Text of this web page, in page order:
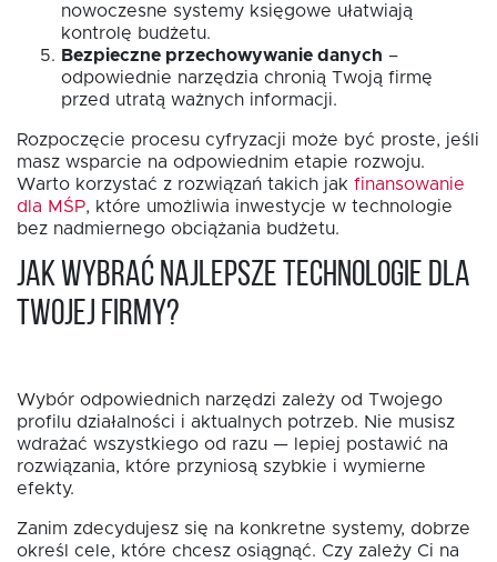
nowoczesne systemy księgowe ułatwiają
kontrolę budżetu.
Bezpieczne przechowywanie danych –
odpowiednie narzędzia chronią Twoją firmę
przed utratą ważnych informacji.
Rozpoczęcie procesu cyfryzacji może być proste, jeśli
masz wsparcie na odpowiednim etapie rozwoju.
Warto korzystać z rozwiązań takich jak finansowanie
dla MŚP, które umożliwia inwestycje w technologie
bez nadmiernego obciążania budżetu.
Jak wybrać najlepsze technologie dla
Twojej firmy?
Wybór odpowiednich narzędzi zależy od Twojego
profilu działalności i aktualnych potrzeb. Nie musisz
wdrażać wszystkiego od razu — lepiej postawić na
rozwiązania, które przyniosą szybkie i wymierne
efekty.
Zanim zdecydujesz się na konkretne systemy, dobrze
określ cele, które chcesz osiągnąć. Czy zależy Ci na